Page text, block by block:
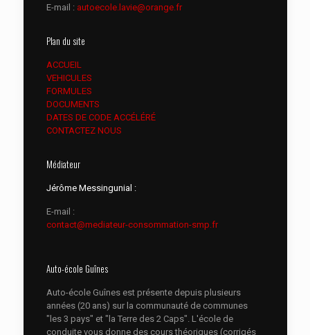
E-mail : autoecole.lavie@orange.fr
Plan du site
ACCUEIL
VEHICULES
FORMULES
DOCUMENTS
DATES DE CODE ACCÉLÉRÉ
CONTACTEZ NOUS
Médiateur
Jérôme Messingunial :
E-mail :
contact@mediateur-consommation-smp.fr
Auto-école Guînes
Auto-école Guînes est présente depuis plusieurs
années (20 ans) sur la communauté de communes
"les 3 pays" et "la Terre des 2 Caps". L'école de
conduite vous donne des cours théoriques (corrigés